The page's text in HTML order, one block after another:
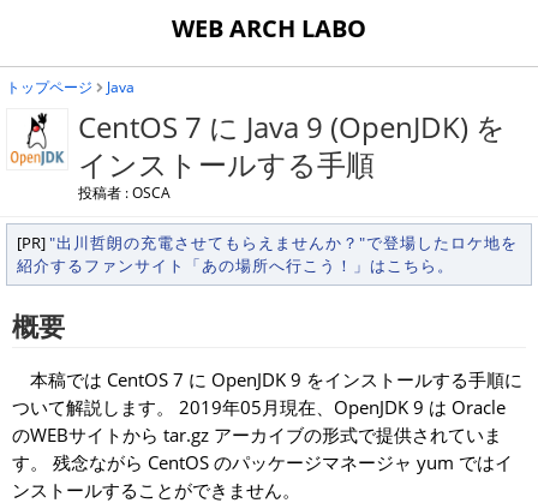
WEB ARCH LABO
トップページ Java
CentOS 7 に Java 9 (OpenJDK) を
インストールする手順
投稿者 : OSCA
[PR]"出川哲朗の充電させてもらえませんか？"で登場したロケ地を
紹介するファンサイト「あの場所へ行こう！」はこちら。
概要
本稿では CentOS 7 に OpenJDK 9 をインストールする手順に
ついて解説します。 2019年05月現在、OpenJDK 9 は Oracle
のWEBサイトから tar.gz アーカイブの形式で提供されていま
す。 残念ながら CentOS のパッケージマネージャ yum ではイ
ンストールすることができません。